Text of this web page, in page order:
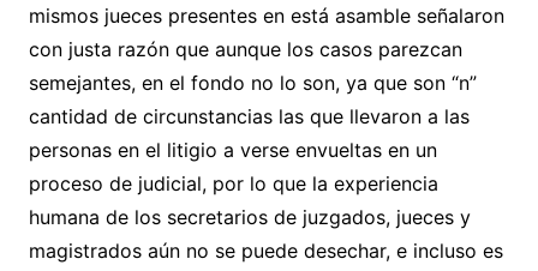
mismos jueces presentes en está asamble señalaron
con justa razón que aunque los casos parezcan
semejantes, en el fondo no lo son, ya que son “n”
cantidad de circunstancias las que llevaron a las
personas en el litigio a verse envueltas en un
proceso de judicial, por lo que la experiencia
humana de los secretarios de juzgados, jueces y
magistrados aún no se puede desechar, e incluso es